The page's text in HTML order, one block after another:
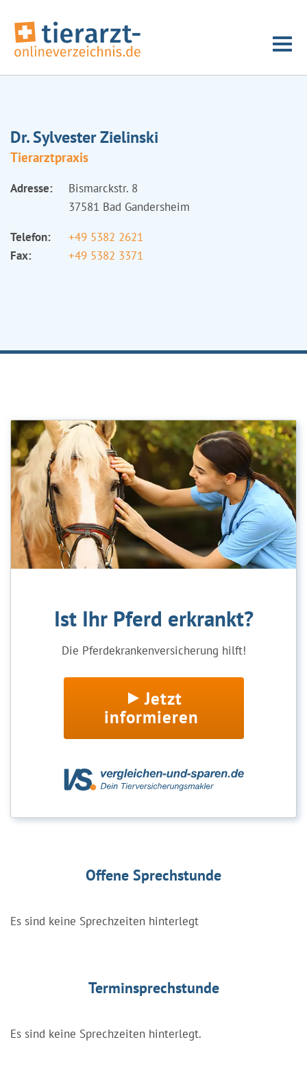
Dr. Sylvester Zielinski
Tierarztpraxis
Adresse:
Bismarckstr. 8
37581 Bad Gandersheim
Telefon:
+49 5382 2621
Fax:
+49 5382 3371
Ist Ihr Pferd erkrankt?
Die Pferdekrankenversicherung hilft!
Jetzt
informieren
Offene Sprechstunde
Es sind keine Sprechzeiten hinterlegt
Terminsprechstunde
Es sind keine Sprechzeiten hinterlegt.